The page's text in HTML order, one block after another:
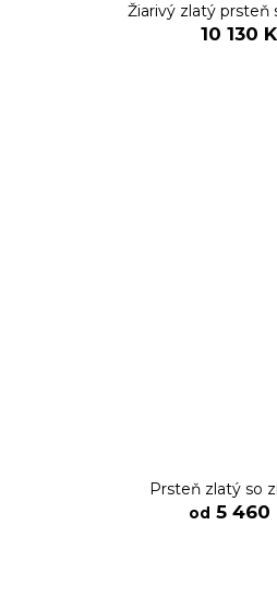
Žiarivý zlatý prsteň
10 130
Prsteň zlatý so
od 5 460